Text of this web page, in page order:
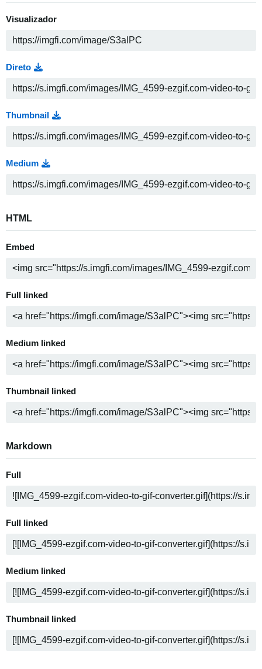
Visualizador
Direto
Thumbnail
Medium
HTML
Embed
Full linked
Medium linked
Thumbnail linked
Markdown
Full
Full linked
Medium linked
Thumbnail linked